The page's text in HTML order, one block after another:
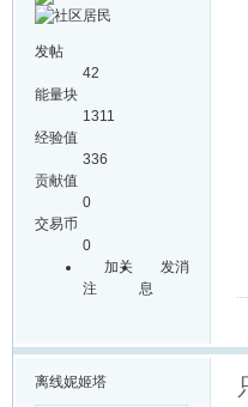
发帖
42
能量块
1311
经验值
336
贡献值
0
交易币
0
加关
注
发消
息
离线妮姬塔